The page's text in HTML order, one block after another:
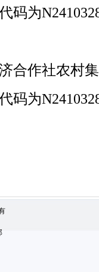
码为
合作社农村
码为